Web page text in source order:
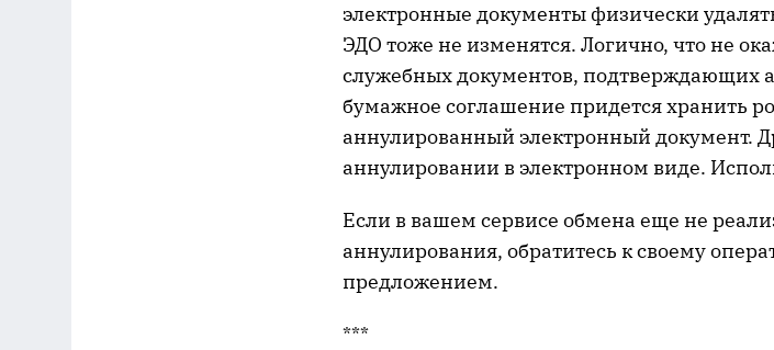
электронные документы физически
ЭДО тоже не изменятся. Логично, что не
служебных документов, подтверждающих
бумажное соглашение придется хранить
аннулированный электронный документ.
аннулировании в электронном виде.
Если в вашем сервисе обмена еще не
аннулирования, обратитесь к своему
предложением.
***